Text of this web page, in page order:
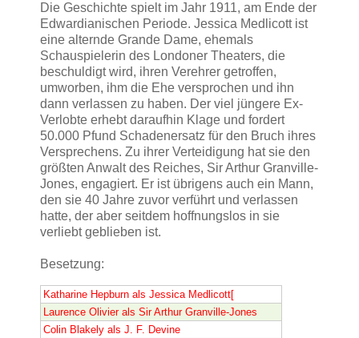
Die Geschichte spielt im Jahr 1911, am Ende der
Edwardianischen Periode. Jessica Medlicott ist
eine alternde Grande Dame, ehemals
Schauspielerin des Londoner Theaters, die
beschuldigt wird, ihren Verehrer getroffen,
umworben, ihm die Ehe versprochen und ihn
dann verlassen zu haben. Der viel jüngere Ex-
Verlobte erhebt daraufhin Klage und fordert
50.000 Pfund Schadenersatz für den Bruch ihres
Versprechens. Zu ihrer Verteidigung hat sie den
größten Anwalt des Reiches, Sir Arthur Granville-
Jones, engagiert. Er ist übrigens auch ein Mann,
den sie 40 Jahre zuvor verführt und verlassen
hatte, der aber seitdem hoffnungslos in sie
verliebt geblieben ist.
Besetzung:
Katharine Hepburn als Jessica Medlicott[
Laurence Olivier als Sir Arthur Granville-Jones
Colin Blakely als J. F. Devine